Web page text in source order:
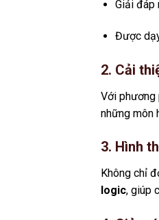
Giải đáp
Được
2. Cải
Với phương
những môn
3. Hình
Không chỉ
logic, giúp